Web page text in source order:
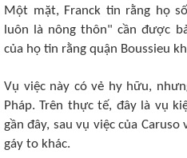
Một mặt, Franck tin rằng họ
luôn là nông thôn" cần được
của họ tin rằng quận Boussieu
Vụ việc này có vẻ hy hữu,
Pháp. Trên thực tế, đây là vụ
gần đây, sau vụ việc của Caruso
gáy to khác.